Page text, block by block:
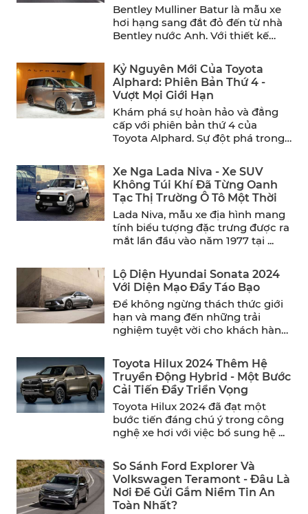
Bentley Mulliner Batur là mẫu xe
hơi hạng sang đắt đỏ đến từ nhà
Bentley nước Anh. Với thiết kế
Kỷ Nguyên Mới Của Toyota
Alphard: Phiên Bản Thứ 4 -
Vượt Mọi Giới Hạn
Khám phá sự hoàn hảo và đẳng
cấp với phiên bản thứ 4 của
Toyota Alphard. Sự đột phá trong
Xe Nga Lada Niva - Xe SUV
Không Túi Khí Đã Từng Oanh
Tạc Thị Trường Ô Tô Một Thời
Lada Niva, mẫu xe địa hình mang
tính biểu tượng đặc trưng được ra
mắt lần đầu vào năm 1977 tại ...
Lộ Diện Hyundai Sonata 2024
Với Diện Mạo Đầy Táo Bạo
Để không ngừng thách thức giới
hạn và mang đến những trải
nghiệm tuyệt vời cho khách hàng,
Toyota Hilux 2024 Thêm Hệ
Truyền Động Hybrid - Một Bước
Cải Tiến Đầy Triển Vọng
Toyota Hilux 2024 đã đạt một
bước tiến đáng chú ý trong công
nghệ xe hơi với việc bổ sung hệ ...
So Sánh Ford Explorer Và
Volkswagen Teramont - Đâu Là
Nơi Để Gửi Gắm Niềm Tin An
Toàn Nhất?